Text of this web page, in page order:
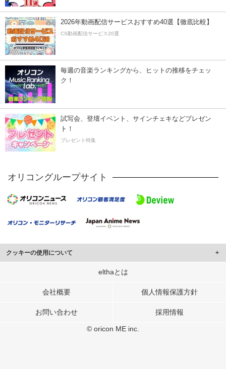
2026年動画配信サービスおすすめ40選【徹底比較】
CS動画配信サービス20選
毎週の音楽ランキングから、ヒットの推移をチェッ
ク！
試写会、登壇イベント、サインチェキなどプレゼン
ト！
プレゼント特集
オリコングループサイト
クッキーの使用について
このサイトでは Cookie を使用して、ユーザーに合わせたコンテンツや広告の
行っています。
メディアや広告配信、データ解析の各パートナーに提供しています。
elthaとは
会社概要 個人情報保護方針
お問い合わせ 採用情報
© oricon ME inc.